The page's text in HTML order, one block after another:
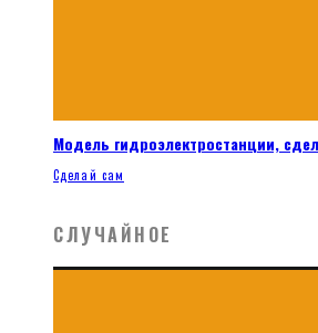
Модель гидроэлектростанции,
Сделай сам
СЛУЧАЙНОЕ